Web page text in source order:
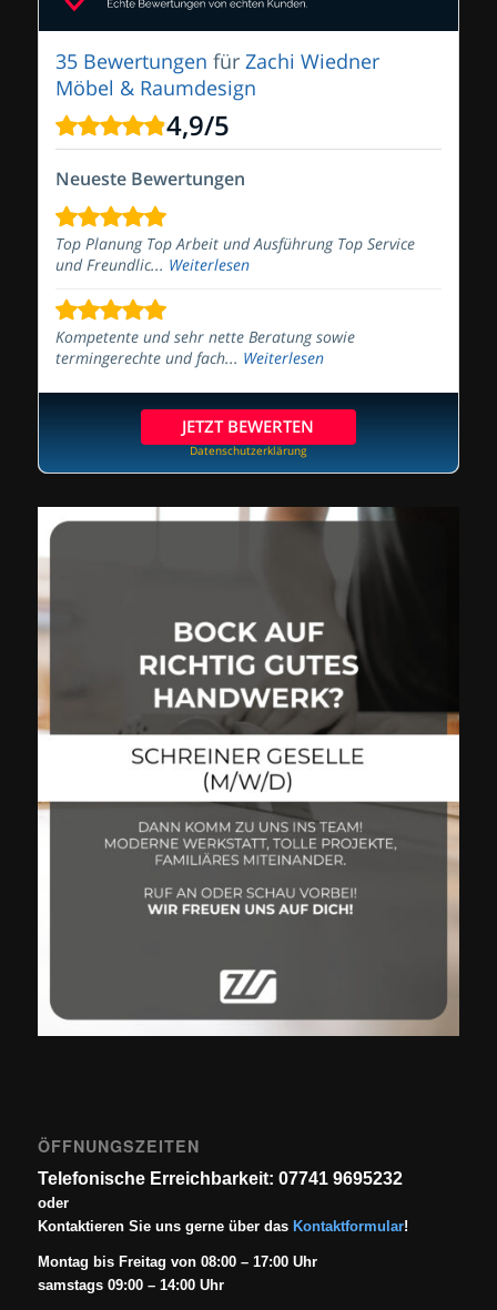
35 Bewertungen für Zachi Wiedner
Möbel & Raumdesign
4,9/5
Neueste Bewertungen
Top Planung Top Arbeit und Ausführung Top Service
und Freundlic... Weiterlesen
Kompetente und sehr nette Beratung sowie
termingerechte und fach... Weiterlesen
JETZT BEWERTEN
Datenschutzerklärung
ÖFFNUNGSZEITEN
Telefonische Erreichbarkeit: 07741 9695232
oder
Kontaktieren Sie uns gerne über das Kontaktformular!
Montag bis Freitag von 08:00 – 17:00 Uhr
samstags 09:00 – 14:00 Uhr